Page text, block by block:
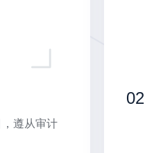
遵从审计
02